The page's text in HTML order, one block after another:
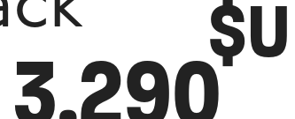
3.290
$U